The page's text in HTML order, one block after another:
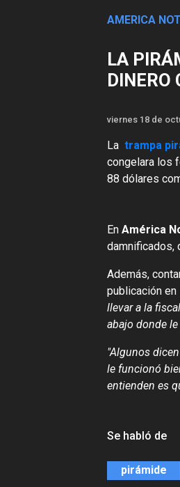
AMERICA
LA
DINERO
viernes 18 de
La trampa
congelara los
88 dólares
En América
damnificados,
Además,
publicación en
llevar a la
abajo donde
"Algunos
le funcionó
entienden es
Se habló de
pirámide